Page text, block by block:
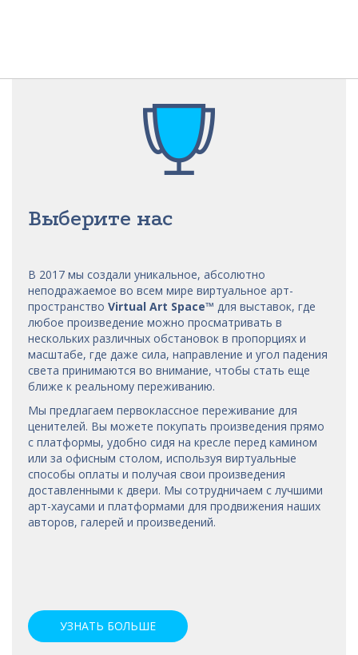
Выберите нас
В 2017 мы создали уникальное, абсолютно
неподражаемое во всем мире виртуальное арт-
пространство Virtual Art Space™ для выставок, где
любое произведение можно просматривать в
нескольких различных обстановок в пропорциях и
масштабе, где даже сила, направление и угол падения
света принимаются во внимание, чтобы стать еще
ближе к реальному переживанию.
Мы предлагаем первоклассное переживание для
ценителей. Вы можете покупать произведения прямо
с платформы, удобно сидя на кресле перед камином
или за офисным столом, используя виртуальные
способы оплаты и получая свои произведения
доставленными к двери. Мы сотрудничаем с лучшими
арт-хаусами и платформами для продвижения наших
авторов, галерей и произведений.
УЗНАТЬ БОЛЬШЕ